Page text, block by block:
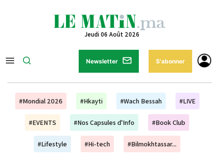
Jeudi 06 Août 2026
Newsletter S'abonner
#Mondial 2026 #Hkayti #Wach Bessah #LIVE
#EVENTS #Nos Capsules d'Info #Book Club
#Lifestyle #Hi-tech #Bilmokhtassar...